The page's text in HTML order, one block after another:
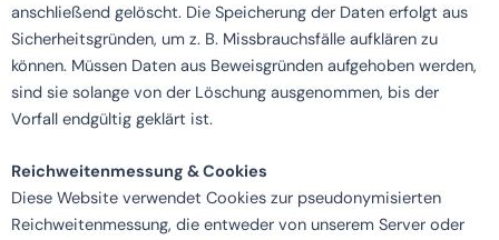
anschließend gelöscht. Die Speicherung der Daten erfolgt aus
Sicherheitsgründen, um z. B. Missbrauchsfälle aufklären zu
können. Müssen Daten aus Beweisgründen aufgehoben werden,
sind sie solange von der Löschung ausgenommen, bis der
Vorfall endgültig geklärt ist.
Reichweitenmessung & Cookies
Diese Website verwendet Cookies zur pseudonymisierten
Reichweitenmessung, die entweder von unserem Server oder